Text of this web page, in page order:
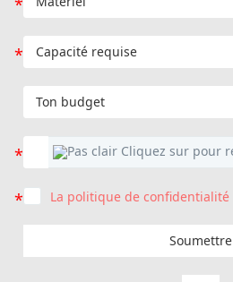
La politique de confidentialité
Soumettre